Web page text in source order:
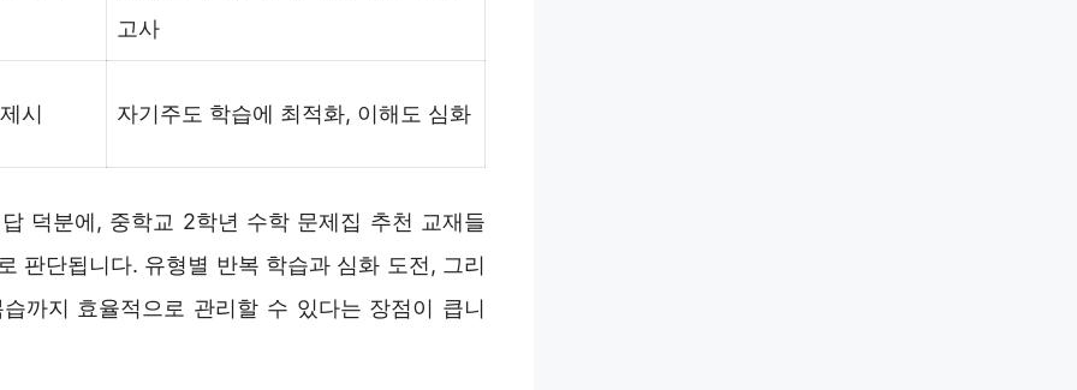
고사
시 자기주도 학습에 최적화, 이해도 심화
덕분에, 중학교 2학년 수학 문제집 추천 교재들
판단됩니다. 유형별 반복 학습과 심화 도전, 그리
까지 효율적으로 관리할 수 있다는 장점이 큽니